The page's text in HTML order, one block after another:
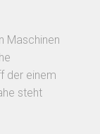
Maschinen
der einem
steht